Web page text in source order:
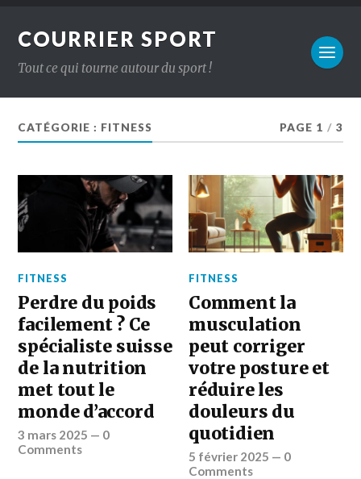
COURRIER SPORT
Tout ce qui tourne autour du sport !
CATÉGORIE : FITNESS PAGE 1 / 3
FITNESS
Perdre du poids
facilement ? Ce
spécialiste suisse
de la nutrition
met tout le
monde d’accord
3 mars 2025 — 0
Comments
FITNESS
Comment la
musculation
peut corriger
votre posture et
réduire les
douleurs du
quotidien
5 février 2025 — 0
Comments